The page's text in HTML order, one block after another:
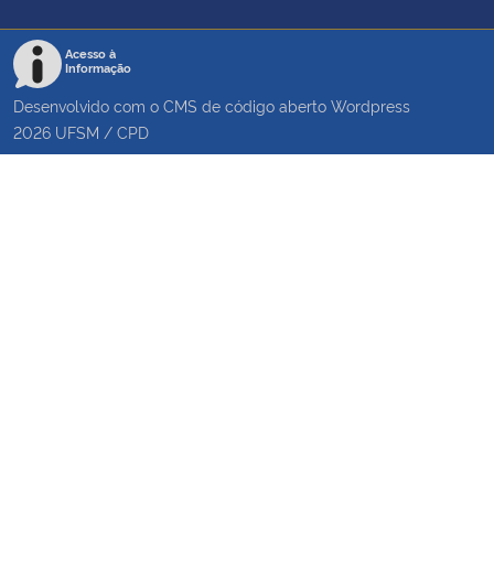
Acesso à
Informação
Desenvolvido com o CMS de código aberto Wordpress
2026 UFSM / CPD